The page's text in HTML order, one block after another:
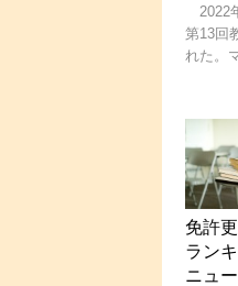
2022
第13回
れた。
免許
ラン
ニュ